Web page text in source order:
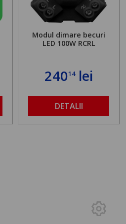
Modul dimare becuri
LED 100W RCRL
24014lei
DETALII